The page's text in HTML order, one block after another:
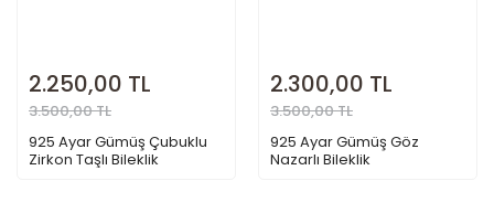
2.250,00 TL
3.500,00 TL
925 Ayar Gümüş Çubuklu
Zirkon Taşlı Bileklik
2.300,00 TL
3.500,00 TL
925 Ayar Gümüş Göz
Nazarlı Bileklik